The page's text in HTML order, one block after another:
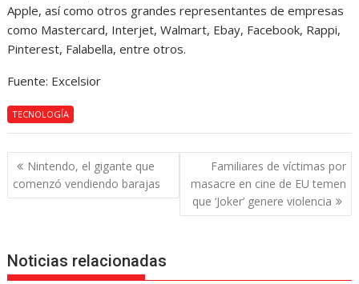
Apple, así como otros grandes representantes de empresas
como Mastercard, Interjet, Walmart, Ebay, Facebook, Rappi,
Pinterest, Falabella, entre otros.
Fuente: Excelsior
TECNOLOGÍA
Navegación
de
entradas
Nintendo, el gigante que
comenzó vendiendo barajas
Familiares de víctimas por
masacre en cine de EU temen
que ‘Joker’ genere violencia
Noticias relacionadas